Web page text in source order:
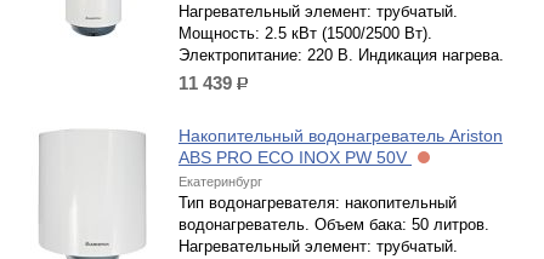
Нагревательный элемент: трубчатый.
Мощность: 2.5 кВт (1500/2500 Вт).
Электропитание: 220 В. Индикация нагрева.
11 439 р.
Накопительный водонагреватель Ariston
ABS PRO ECO INOX PW 50V
Екатеринбург
Тип водонагревателя: накопительный
водонагреватель. Объем бака: 50 литров.
Нагревательный элемент: трубчатый.